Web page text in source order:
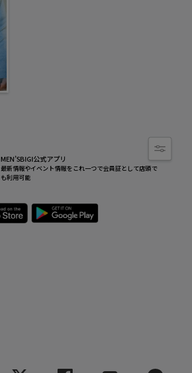
MEN’SBIGI公式アプリ
最新情報やイベント情報をこれ一つで会員証として店頭で
も利用可能